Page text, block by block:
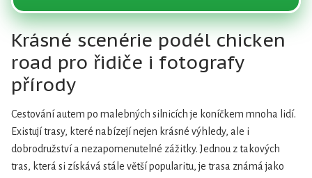
Krásné scenérie podél chicken
road pro řidiče i fotografy
přírody
Cestování autem po malebných silnicích je koníčkem mnoha lidí.
Existují trasy, které nabízejí nejen krásné výhledy, ale i
dobrodružství a nezapomenutelné zážitky. Jednou z takových
tras, která si získává stále větší popularitu, je trasa známá jako